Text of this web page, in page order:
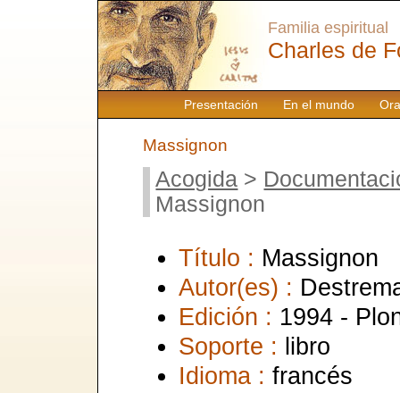
Presentación En el mundo
Familia espiritual
Charles de
Massignon
Acogida >
Massignon
Título : Massignon
Autor(es) :
Edición : 1994 -
Soporte : libro
Idioma : francés